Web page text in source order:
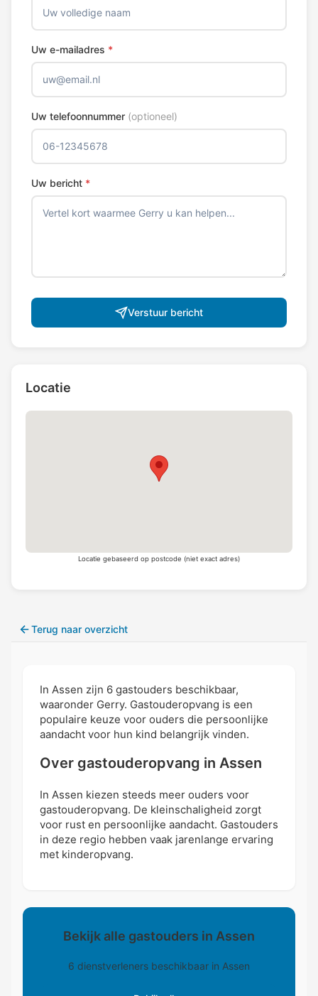
Uw e-mailadres *
Uw telefoonnummer (optioneel)
Uw bericht *
Verstuur bericht
Locatie
Locatie gebaseerd op postcode (niet exact adres)
Terug naar overzicht
In Assen zijn 6 gastouders beschikbaar,
waaronder Gerry. Gastouderopvang is een
populaire keuze voor ouders die persoonlijke
aandacht voor hun kind belangrijk vinden.
Over gastouderopvang in Assen
In Assen kiezen steeds meer ouders voor
gastouderopvang. De kleinschaligheid zorgt
voor rust en persoonlijke aandacht. Gastouders
in deze regio hebben vaak jarenlange ervaring
met kinderopvang.
Bekijk alle gastouders in Assen
6 dienstverleners beschikbaar in Assen